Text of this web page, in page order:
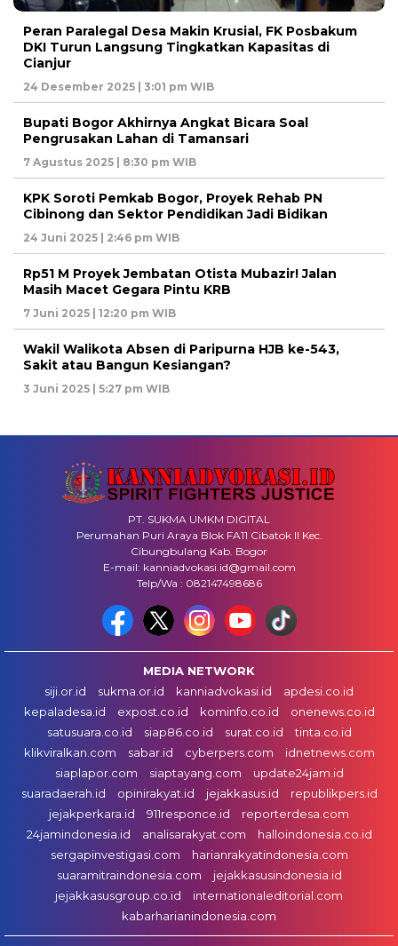
Peran Paralegal Desa Makin Krusial, FK Posbakum
DKI Turun Langsung Tingkatkan Kapasitas di
Cianjur
24 Desember 2025 | 3:01 pm WIB
Bupati Bogor Akhirnya Angkat Bicara Soal
Pengrusakan Lahan di Tamansari
7 Agustus 2025 | 8:30 pm WIB
KPK Soroti Pemkab Bogor, Proyek Rehab PN
Cibinong dan Sektor Pendidikan Jadi Bidikan
24 Juni 2025 | 2:46 pm WIB
Rp51 M Proyek Jembatan Otista Mubazir! Jalan
Masih Macet Gegara Pintu KRB
7 Juni 2025 | 12:20 pm WIB
Wakil Walikota Absen di Paripurna HJB ke-543,
Sakit atau Bangun Kesiangan?
3 Juni 2025 | 5:27 pm WIB
PT. SUKMA UMKM DIGITAL
Perumahan Puri Araya Blok FA11 Cibatok II Kec.
Cibungbulang Kab. Bogor
E-mail: kanniadvokasi.id@gmail.com
Telp/Wa : 082147498686
MEDIA NETWORK
siji.or.id
sukma.or.id kanniadvokasi.id
apdesi.co.id
kepaladesa.id
expost.co.id kominfo.co.id
onenews.co.id
satusuara.co.id
siap86.co.id surat.co.id
tinta.co.id
klikviralkan.com
sabar.id cyberpers.com
idnetnews.com
siaplapor.com
siaptayang.com
update24jam.id
suaradaerah.id
opinirakyat.id jejakkasus.id
republikpers.id
jejakperkara.id
911responce.id
reporterdesa.com
24jamindonesia.id
analisarakyat.com
halloindonesia.co.id
sergapinvestigasi.com
harianrakyatindonesia.com
suaramitraindonesia.com
jejakkasusindonesia.id
jejakkasusgroup.co.id
internationaleditorial.com
kabarharianindonesia.com